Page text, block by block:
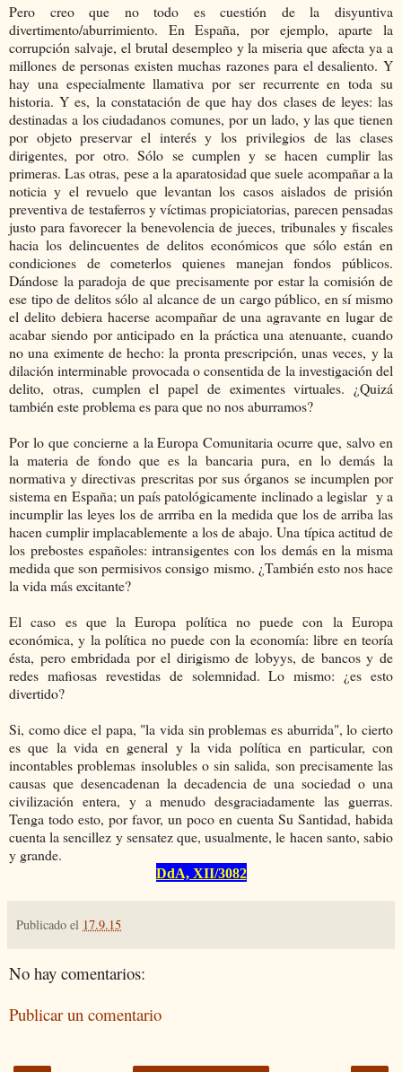
Pero creo que no todo es cuestión de la disyuntiva
divertimento/aburrimiento. En España, por ejemplo, aparte la
corrupción salvaje, el brutal desempleo y la miseria que afecta ya a
millones de personas existen muchas razones para el desaliento. Y
hay una especialmente llamativa por ser recurrente en toda su
historia. Y es, la constatación de que hay dos clases de leyes: las
destinadas a los ciudadanos comunes, por un lado, y las que tienen
por objeto preservar el interés y los privilegios de las clases
dirigentes, por otro. Sólo se cumplen y se hacen cumplir las
primeras. Las otras, pese a la aparatosidad que suele acompañar a la
noticia y el revuelo que levantan los casos aislados de prisión
preventiva de testaferros y víctimas propiciatorias, parecen pensadas
justo para favorecer la benevolencia de jueces, tribunales y fiscales
hacia los delincuentes de delitos económicos que sólo están en
condiciones de cometerlos quienes manejan fondos públicos.
Dándose la paradoja de que precisamente por estar la comisión de
ese tipo de delitos sólo al alcance de un cargo público, en sí mismo
el delito debiera hacerse acompañar de una agravante en lugar de
acabar siendo por anticipado en la práctica una atenuante, cuando
no una eximente de hecho: la pronta prescripción, unas veces, y la
dilación interminable provocada o consentida de la investigación del
delito, otras, cumplen el papel de eximentes virtuales. ¿Quizá
también este problema es para que no nos aburramos?
Por lo que concierne a la Europa Comunitaria ocurre que, salvo en
la materia de fondo que es la bancaria pura, en lo demás la
normativa y directivas prescritas por sus órganos se incumplen por
sistema en España; un país patológicamente inclinado a legislar y a
incumplir las leyes los de arrriba en la medida que los de arriba las
hacen cumplir implacablemente a los de abajo. Una típica actitud de
los prebostes españoles: intransigentes con los demás en la misma
medida que son permisivos consigo mismo. ¿También esto nos hace
la vida más excitante?
El caso es que la Europa política no puede con la Europa
económica, y la política no puede con la economía: libre en teoría
ésta, pero embridada por el dirigismo de lobyys, de bancos y de
redes mafiosas revestidas de solemnidad. Lo mismo: ¿es esto
divertido?
Si, como dice el papa, "la vida sin problemas es aburrida", lo cierto
es que la vida en general y la vida política en particular, con
incontables problemas insolubles o sin salida, son precisamente las
causas que desencadenan la decadencia de una sociedad o una
civilización entera, y a menudo desgraciadamente las guerras.
Tenga todo esto, por favor, un poco en cuenta Su Santidad, habida
cuenta la sencillez y sensatez que, usualmente, le hacen santo, sabio
y grande.
DdA, XII/3082
Publicado el 17.9.15
No hay comentarios:
Publicar un comentario